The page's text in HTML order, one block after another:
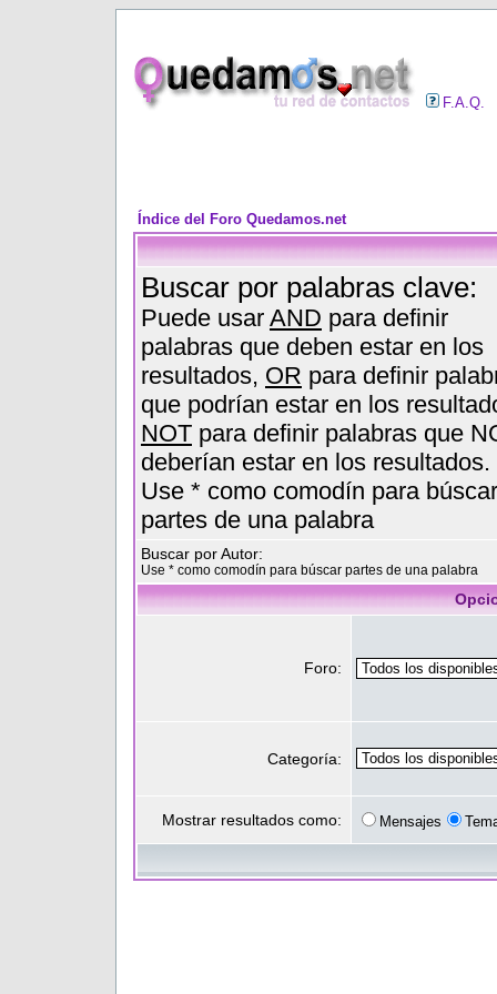
F.A.Q.
Índice del Foro Quedamos.net
Buscar por palabras clave:
Puede usar AND para definir
palabras que deben estar en los
resultados, OR para definir
que podrían estar en los
NOT para definir palabras que
deberían estar en los resultados.
Use * como comodín para búscar
partes de una palabra
Buscar por Autor:
Use * como comodín para búscar partes de una palabra
Foro:
Categoría:
Mostrar resultados como: Mensajes